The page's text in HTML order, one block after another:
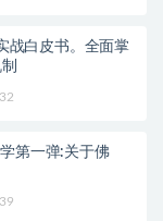
战白皮书。全面掌
第一弹:关于佛